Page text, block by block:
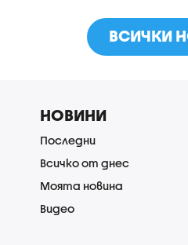
ВСИЧКИ
НОВИНИ
Последни
Всичко от днес
Моята новина
Видео